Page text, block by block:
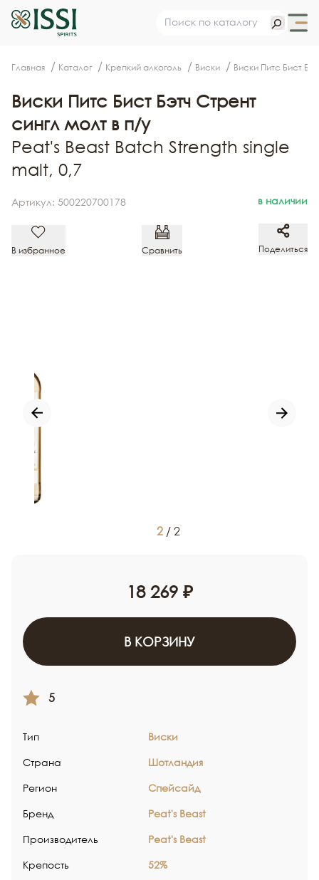
Главная Каталог Крепкий алкоголь Виски Виски Питс Бист
Виски Питс Бист Бэтч Стрент
cингл молт в п/у
Peat's Beast Batch Strength single
malt, 0,7
Артикул: 500220700178 в наличии
В избранное Сравнить Поделиться
2/ 2
18 269 ₽
В КОРЗИНУ
5
Тип Виски
Страна Шотландия
Регион Спейсайд
Бренд Peat's Beast
Производитель Peat's Beast
Крепость 52%